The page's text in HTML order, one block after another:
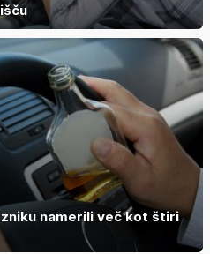
namerili več kot štiri